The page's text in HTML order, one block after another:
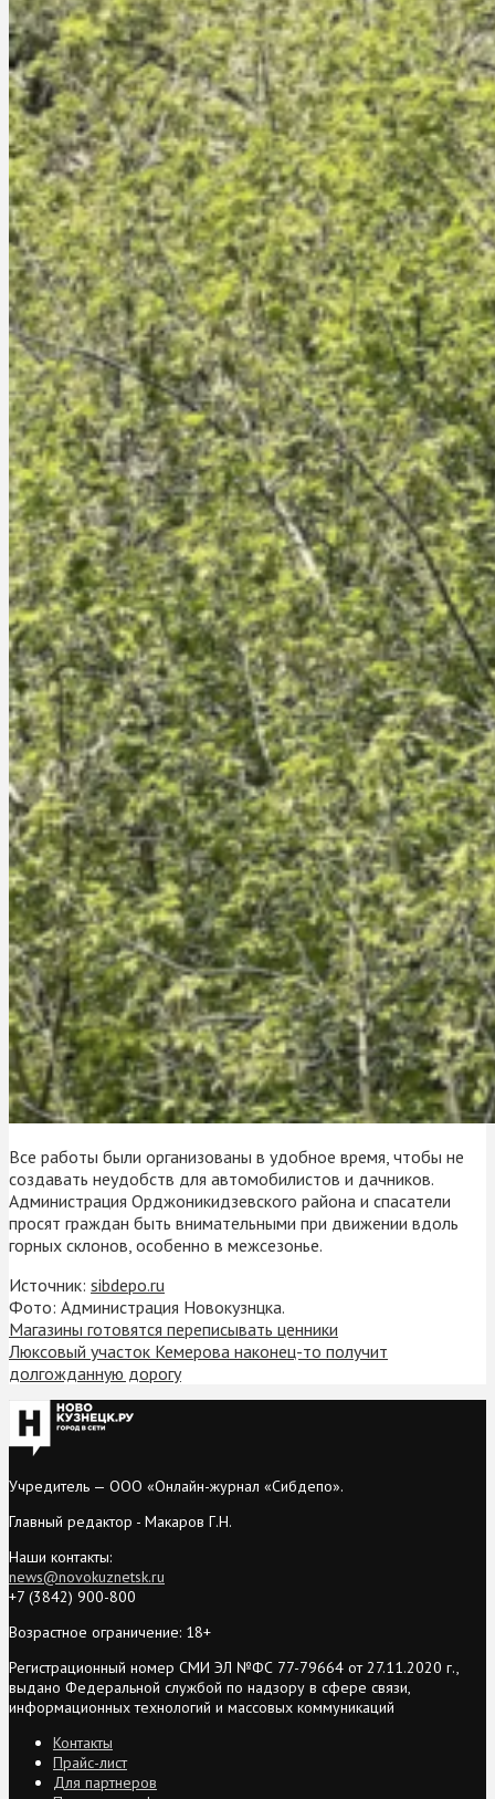
Все работы были организованы в удобное время, чтобы не
создавать неудобств для автомобилистов и дачников.
Администрация Орджоникидзевского района и спасатели
просят граждан быть внимательными при движении вдоль
горных склонов, особенно в межсезонье.
Источник: sibdepo.ru
Фото: Администрация Новокузнцка.
Магазины готовятся переписывать ценники
Люксовый участок Кемерова наконец-то получит
долгожданную дорогу
Учредитель — ООО «Онлайн-журнал «Сибдепо».
Главный редактор - Макаров Г.Н.
Наши контакты:
news@novokuznetsk.ru
+7 (3842) 900-800
Возрастное ограничение: 18+
Регистрационный номер СМИ ЭЛ №ФС 77-79664 от 27.11.2020 г.,
выдано Федеральной службой по надзору в сфере связи,
информационных технологий и массовых коммуникаций
Контакты
Прайс-лист
Для партнеров